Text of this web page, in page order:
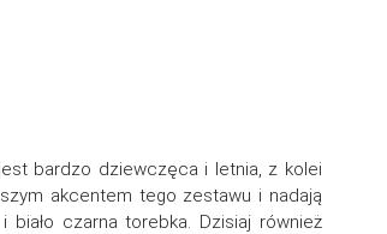
bardzo dziewczęca i letnia, z kolei
akcentem tego zestawu i nadają
czarna torebka. Dzisiaj również